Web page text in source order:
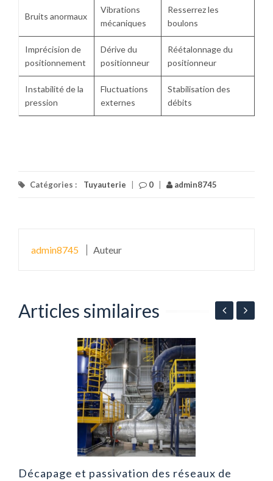
Bruits anormaux
Vibrations
mécaniques
Resserrez les
boulons
Imprécision de
positionnement
Dérive du
positionneur
Réétalonnage du
positionneur
Instabilité de la
pression
Fluctuations
externes
Stabilisation des
débits
Catégories : Tuyauterie 0 admin8745
admin8745 Auteur
Articles similaires
Décapage et passivation des réseaux de